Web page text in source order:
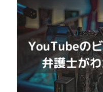
Larger
Image